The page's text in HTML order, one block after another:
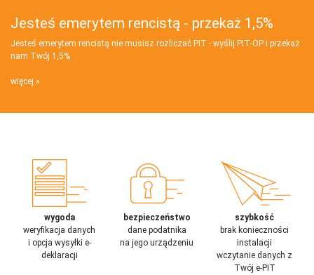
Jesteś emerytem rencistą - przekaż 1,5%
Jesteś emerytem rencistą nie musisz rozliczać PIT - wyślij PIT‑OP i przekaż
nam Twój 1,5%
więcej
wygoda
weryfikacja danych
i opcja wysyłki e-
deklaracji
bezpieczeństwo
dane podatnika
na jego urządzeniu
szybkość
brak konieczności
instalacji
wczytanie danych z
Twój e-PIT